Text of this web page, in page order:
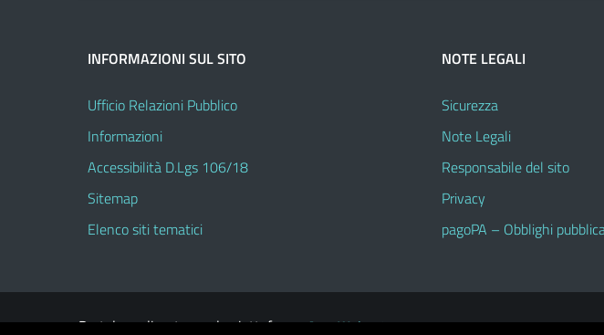
INFORMAZIONI SUL SITO
Ufficio Relazioni Pubblico
Informazioni
Accessibilità D.Lgs 106/18
Sitemap
Elenco siti tematici
NOTE LEGALI
Sicurezza
Note Legali
Responsabile del sito
Privacy
pagoPA – Obblighi
Portale realizzato con la piattaformaArgo Web 4.0